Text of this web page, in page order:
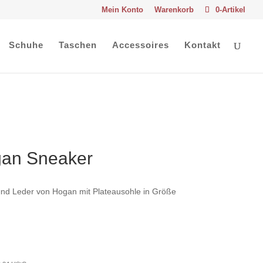
Mein Konto Warenkorb 0-Artikel
Schuhe Taschen Accessoires Kontakt
Sneaker
Leder von Hogan mit Plateausohle in Größe